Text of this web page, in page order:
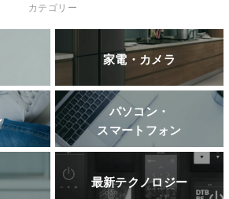
カテゴリー
家電・カメラ
パソコン・
スマートフォン
最新テクノロジー